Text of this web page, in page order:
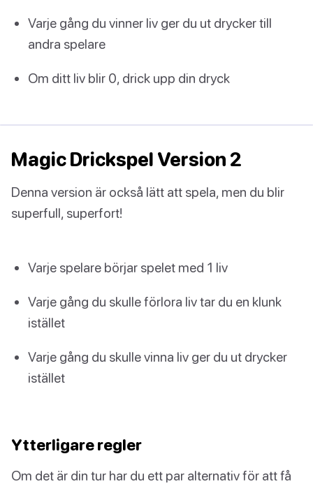
Varje gång du vinner liv ger du ut drycker till
andra spelare
Om ditt liv blir 0, drick upp din dryck
Magic Drickspel Version 2
Denna version är också lätt att spela, men du blir
superfull, superfort!
Varje spelare börjar spelet med 1 liv
Varje gång du skulle förlora liv tar du en klunk
istället
Varje gång du skulle vinna liv ger du ut drycker
istället
Ytterligare regler
Om det är din tur har du ett par alternativ för att få